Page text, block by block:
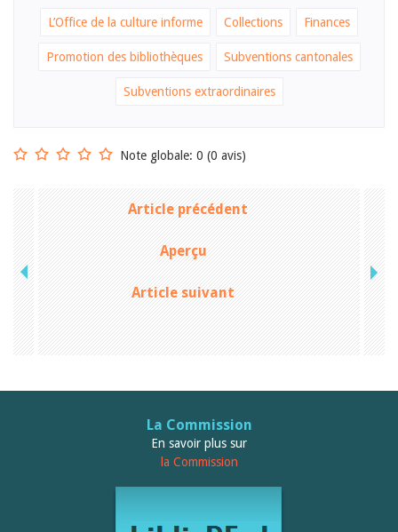
Décembre 2025
Septembre 2025
2024
2022
2021
2020
2019
2018
2017
2016
2015
2014
2013
L’Office de la culture informe Collections Finances
Promotion des bibliothèques Subventions cantonales
Subventions extraordinaires
Note globale: 0 (0 avis)
Article précédent
Aperçu
Article suivant
La Commission
En savoir plus sur
la Commission